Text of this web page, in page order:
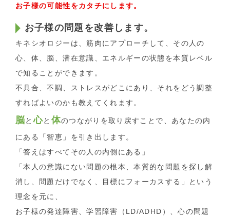
お子様の可能性をカタチにします。
お子様の問題を改善します。
キネシオロジーは、筋肉にアプローチして、その人の
心、体、脳、潜在意識、エネルギーの状態を本質レベル
で知ることができます。
不具合、不調、ストレスがどこにあり、それをどう調整
すればよいのかも教えてくれます。
脳 と心と 体のつながりを取り戻すことで、あなたの内
にある「智恵」を引き出します。
「答えはすべてその人の内側にある」
「本人の意識にない問題の根本、本質的な問題を探し解
消し、問題だけでなく、目標にフォーカスする」という
理念を元に、
お子様の発達障害、学習障害（LD/ADHD）、心の問題